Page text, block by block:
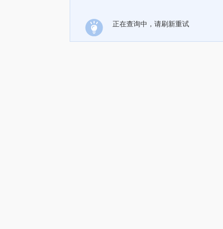
正在查询中，请刷新重试